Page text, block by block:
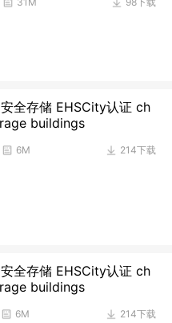
全存储 EHSCity认证 ch
buildings
214下载
6M
全存储 EHSCity认证 ch
buildings
214下载
6M